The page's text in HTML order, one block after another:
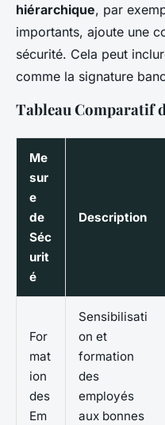
hiérarchique, par
importants, ajoute une
sécurité. Cela peut
comme la signature
Tableau Comparatif
Me
sur
e
de
Séc
urit
é
Description
For
mat
ion
des
Em
Sensibilisati
on et
formation
des
employés
aux bonnes